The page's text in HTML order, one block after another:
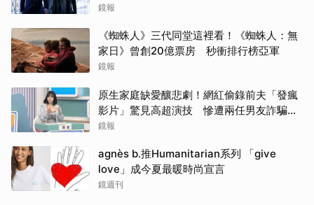
鏡報
《蜘蛛人》三代同堂這裡看！《蜘蛛人：無
家日》曾創20億票房 秒衝排行榜亞軍
鏡報
原生家庭缺愛釀悲劇！網紅偷錄前夫「發瘋
影片」驚見高超演技 慘遭兩任男友詐騙
2000多萬
鏡報
agnès b.推Humanitarian系列 「give
love」成今夏最暖時尚宣言
鏡週刊